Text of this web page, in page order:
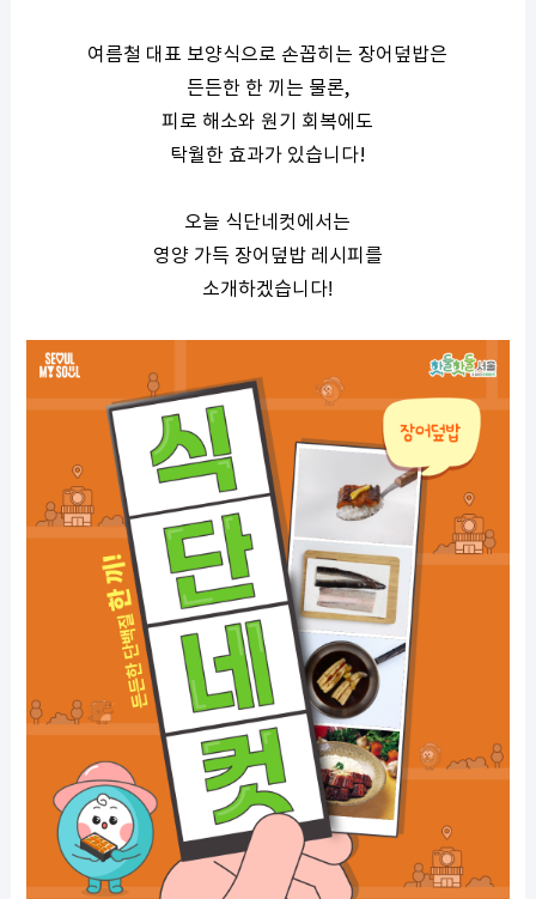
여름철 대표 보양식으로 손꼽히는 장어덮밥은
든든한 한 끼는 물론,
피로 해소와 원기 회복에도
탁월한 효과가 있습니다!
오늘 식단네컷에서는
영양 가득 장어덮밥 레시피를
소개하겠습니다!